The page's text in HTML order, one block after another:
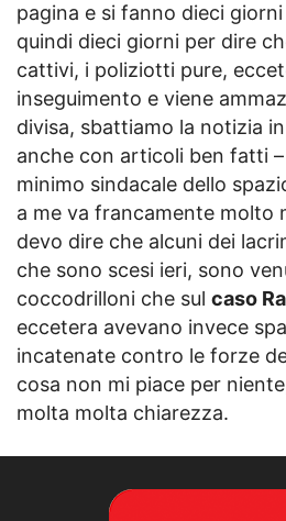
pagina e si fanno dieci
quindi dieci giorni per dire
cattivi, i poliziotti pure,
inseguimento e viene
divisa, sbattiamo la notizia
anche con articoli ben fatti
minimo sindacale dello
a me va francamente molto
devo dire che alcuni dei
che sono scesi ieri, sono
coccodrilloni che sul caso
eccetera avevano invece
incatenate contro le forze
cosa non mi piace per
molta molta chiarezza.